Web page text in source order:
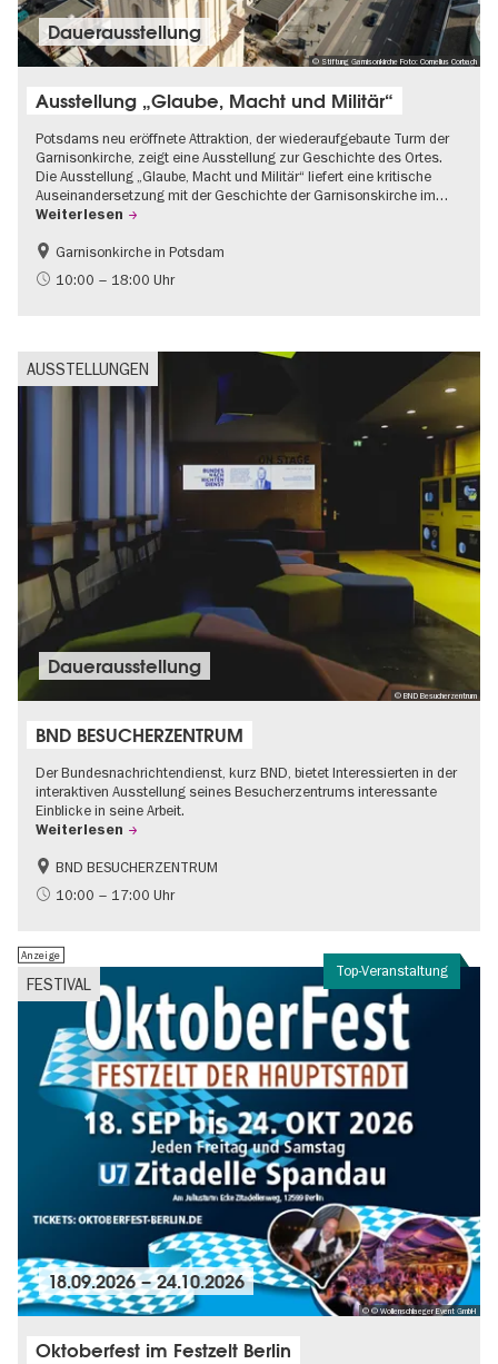
© Stiftung Garnisonkirche Foto: Cornelius Corbach
Dauer­aus­stel­lung
Ausstellung „Glaube, Macht und Militär“
Potsdams neu eröffnete Attraktion, der wiederaufgebaute Turm der
Garnisonkirche, zeigt eine Ausstellung zur Geschichte des Ortes.
Die Ausstellung „Glaube, Macht und Militär“ liefert eine kritische
Auseinandersetzung mit der Geschichte der Garnisonskirche im…
Weiterlesen
Geschichte
Brandenburg
Garnisonkirche in Potsdam
10:00 – 18:00 Uhr
AUSSTELLUNGEN
© BND Besucherzentrum
Dauer­aus­stel­lung
BND BESUCHERZENTRUM
Der Bundesnachrichtendienst, kurz BND, bietet Interessierten in der
interaktiven Ausstellung seines Besucherzentrums interessante
Einblicke in seine Arbeit.
Weiterlesen
Geschichte
Gratis
BND BESUCHERZENTRUM
10:00 – 17:00 Uhr
Top-Veranstaltung
FESTIVAL
Anzeige
© © Wollenschlaeger Event GmbH
18.09.2026–24.10.2026
Oktoberfest im Festzelt Berlin